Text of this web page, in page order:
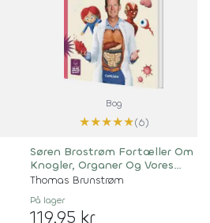
Bog
★★★★★(6)
Søren Brostrøm Fortæller Om
Knogler, Organer Og Vores
Seje Immunforsvar
Thomas Brunstrøm
På lager
119,95 kr